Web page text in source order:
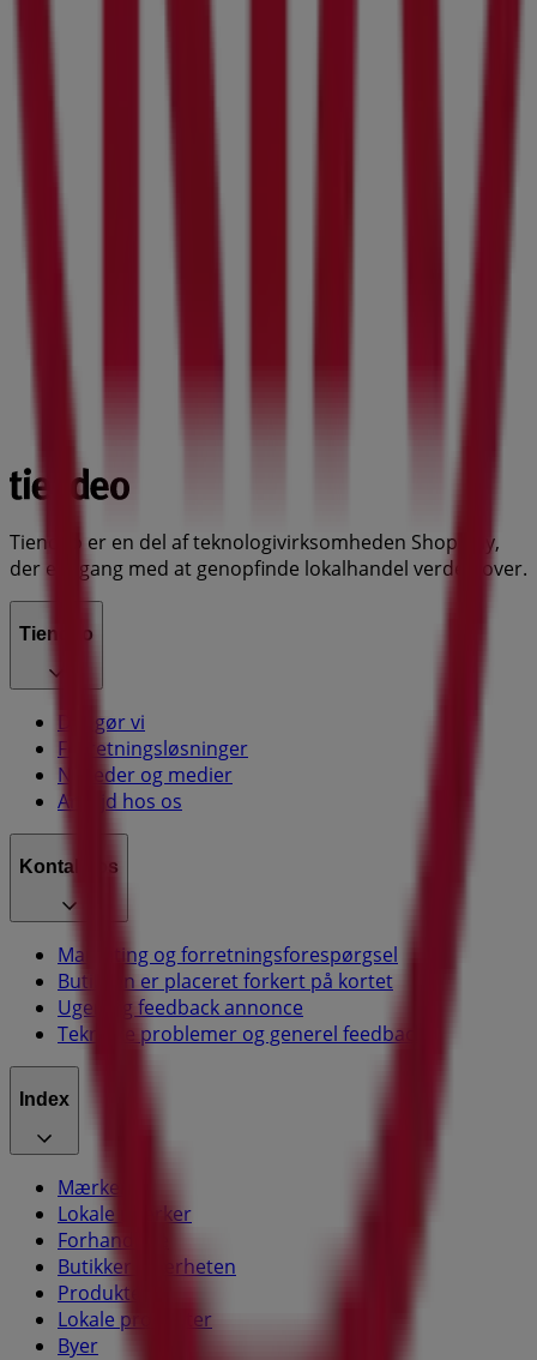
Tiendeo er en del af teknologivirksomheden Shopfully,
der er i gang med at genopfinde lokalhandel verden over.
Tiendeo
Det gør vi
Forretningsløsninger
Nyheder og medier
Arbejd hos os
Kontakt os
Marketing og forretningsforespørgsel
Butikken er placeret forkert på kortet
Ugentlig feedback annonce
Tekniske problemer og generel feedback
Index
Mærker
Lokale mærker
Forhandlere
Butikker i nærheten
Produkter
Lokale produkter
Byer